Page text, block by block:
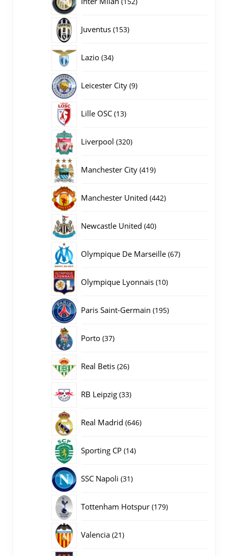
Juventus 153153
Lazio 3434
Leicester City 99
Lille OSC 1313
Liverpool 320320
Manchester City 419419
Manchester United 442442
Newcastle United 4040
Olympique De Marseille 6767
Olympique Lyonnais 1010
Paris Saint-Germain 195195
Porto 3737
Real Betis 2626
RB Leipzig 3333
Real Madrid 646646
Sporting CP 1414
SSC Napoli 3131
Tottenham Hotspur 179179
Valencia 2121